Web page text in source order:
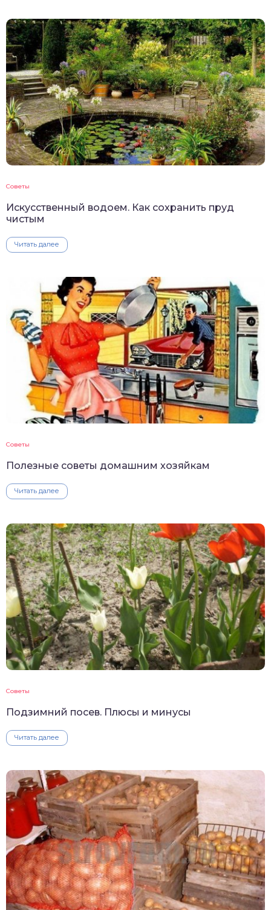
Советы
Искусственный водоем. Как сохранить пруд
чистым
Читать далее
Советы
Полезные советы домашним хозяйкам
Читать далее
Советы
Подзимний посев. Плюсы и минусы
Читать далее